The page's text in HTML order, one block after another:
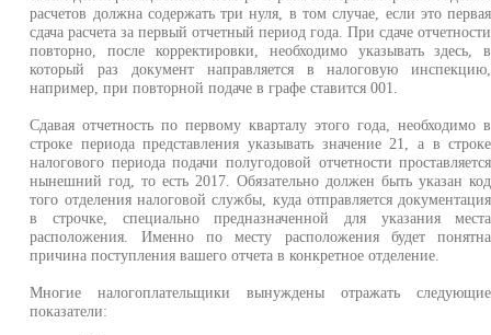
расчетов должна содержать три нуля, в том случае, если это первая
сдача расчета за первый отчетный период года. При сдаче отчетности
повторно, после корректировки, необходимо указывать здесь, в
который раз документ направляется в налоговую инспекцию,
например, при повторной подаче в графе ставится 001.
Сдавая отчетность по первому кварталу этого года, необходимо в
строке периода представления указывать значение 21, а в строке
налогового периода подачи полугодовой отчетности проставляется
нынешний год, то есть 2017. Обязательно должен быть указан код
того отделения налоговой службы, куда отправляется документация
в строчке, специально предназначенной для указания места
расположения. Именно по месту расположения будет понятна
причина поступления вашего отчета в конкретное отделение.
Многие налогоплательщики вынуждены отражать следующие
показатели: